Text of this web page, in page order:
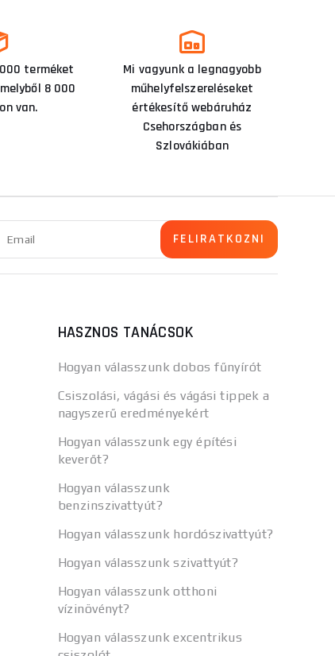
terméket
8 000
van.
Mi vagyunk a legnagyobb
műhelyfelszereléseket
értékesítő webáruház
Csehországban és
Szlovákiában
HASZNOS TANÁCSOK
Hogyan válasszunk dobos fűnyírót
Csiszolási, vágási és vágási tippek a
nagyszerű eredményekért
Hogyan válasszunk egy építési
keverőt?
Hogyan válasszunk
benzinszivattyút?
Hogyan válasszunk hordószivattyút?
Hogyan válasszunk szivattyút?
Hogyan válasszunk otthoni
vízinövényt?
Hogyan válasszunk excentrikus